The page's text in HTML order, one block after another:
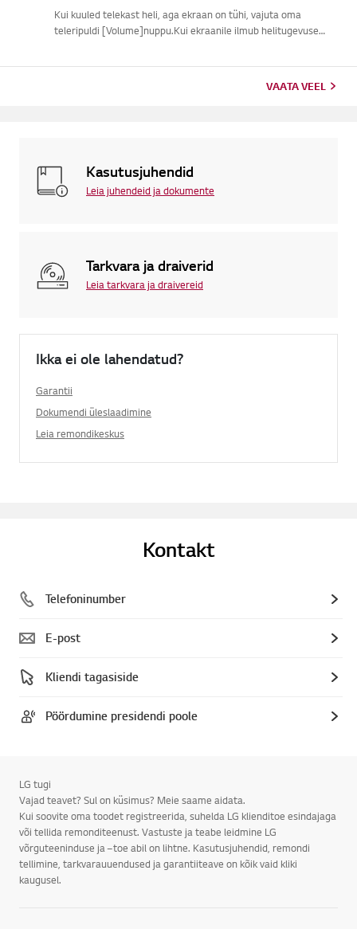
Kui kuuled telekast heli, aga ekraan on tühi, vajuta oma
teleripuldi [Volume]nuppu.Kui ekraanile ilmub helitugevuse
VAATA VEEL
Kasutusjuhendid
Leia juhendeid ja dokumente
Tarkvara ja draiverid
Leia tarkvara ja draivereid
Ikka ei ole lahendatud?
Garantii
Dokumendi üleslaadimine
Leia remondikeskus
Kontakt
Telefoninumber
E-post
Kliendi tagasiside
Pöördumine presidendi poole
LG tugi
Vajad teavet? Sul on küsimus? Meie saame aidata.
Kui soovite oma toodet registreerida, suhelda LG klienditoe esindajaga
või tellida remonditeenust. Vastuste ja teabe leidmine LG
võrguteeninduse ja –toe abil on lihtne. Kasutusjuhendid, remondi
tellimine, tarkvarauuendused ja garantiiteave on kõik vaid kliki
kaugusel.